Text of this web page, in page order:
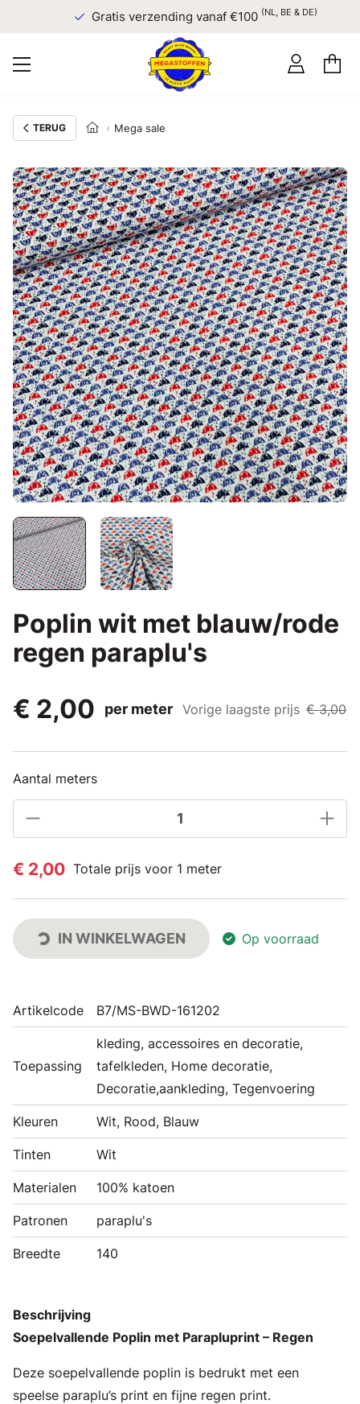
Gratis verzending vanaf €100(NL, BE & DE)
TERUG Mega sale
Poplin wit met blauw/rode
regen paraplu's
€ 2,00
per meter Vorige laagste prijs € 3,00
Aantal meters
€ 2,00 Totale prijs voor 1 meter
IN WINKELWAGEN Op voorraad
Artikelcode B7/MS-BWD-161202
Toepassing
kleding, accessoires en decoratie,
tafelkleden, Home decoratie,
Decoratie,aankleding, Tegenvoering
Kleuren Wit, Rood, Blauw
Tinten Wit
Materialen 100% katoen
Patronen paraplu's
Breedte 140
Beschrijving
Soepelvallende Poplin met Parapluprint – Regen
Deze soepelvallende poplin is bedrukt met een
speelse paraplu’s print en fijne regen print.